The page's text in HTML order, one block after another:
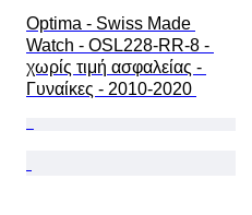
Optima - Swiss Made
Watch - OSL228-RR-8 -
χωρίς τιμή ασφαλείας -
Γυναίκες - 2010-2020